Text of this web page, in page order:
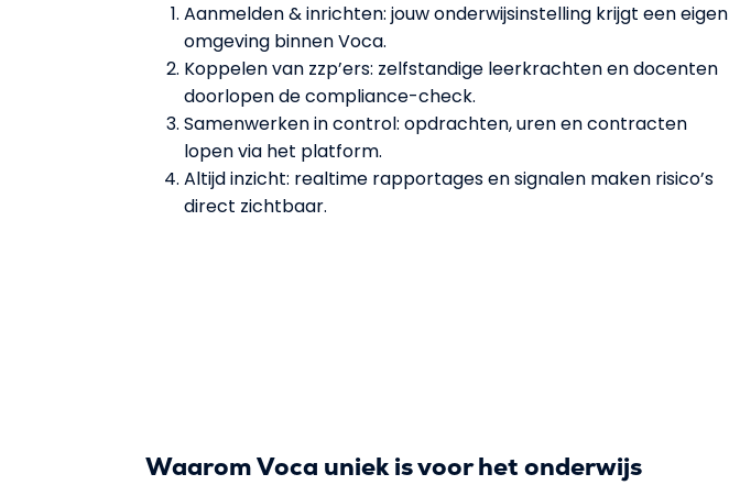
Aanmelden & inrichten: jouw onderwijsinstelling krijgt een eigen
omgeving binnen Voca.
Koppelen van zzp’ers: zelfstandige leerkrachten en docenten
doorlopen de compliance-check.
Samenwerken in control: opdrachten, uren en contracten
lopen via het platform.
Altijd inzicht: realtime rapportages en signalen maken risico’s
direct zichtbaar.
Waarom Voca uniek is voor het onderwijs